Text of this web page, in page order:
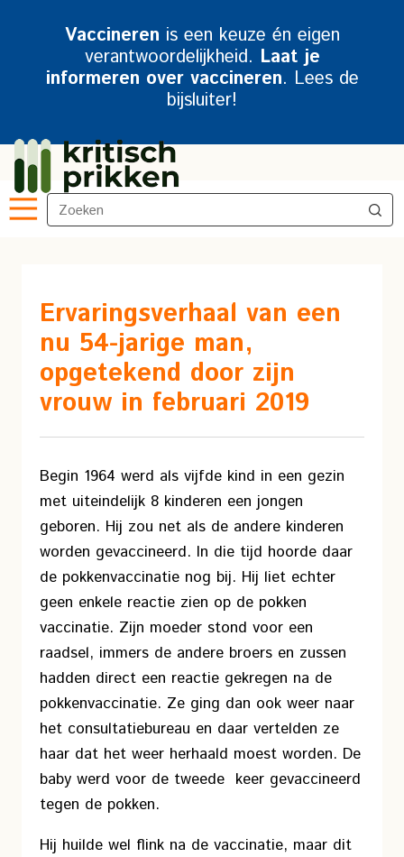
Vaccineren is een keuze én eigen
verantwoordelijkheid. Laat je
informeren over vaccineren. Lees de
bijsluiter!
Ervaringsverhaal van een
nu 54-jarige man,
opgetekend door zijn
vrouw in februari 2019
Begin 1964 werd als vijfde kind in een gezin
met uiteindelijk 8 kinderen een jongen
geboren. Hij zou net als de andere kinderen
worden gevaccineerd. In die tijd hoorde daar
de pokkenvaccinatie nog bij. Hij liet echter
geen enkele reactie zien op de pokken
vaccinatie. Zijn moeder stond voor een
raadsel, immers de andere broers en zussen
hadden direct een reactie gekregen na de
pokkenvaccinatie. Ze ging dan ook weer naar
het consultatiebureau en daar vertelden ze
haar dat het weer herhaald moest worden. De
baby werd voor de tweede keer gevaccineerd
tegen de pokken.
Hij huilde wel flink na de vaccinatie, maar dit